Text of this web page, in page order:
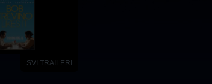
SVI TRAILERI